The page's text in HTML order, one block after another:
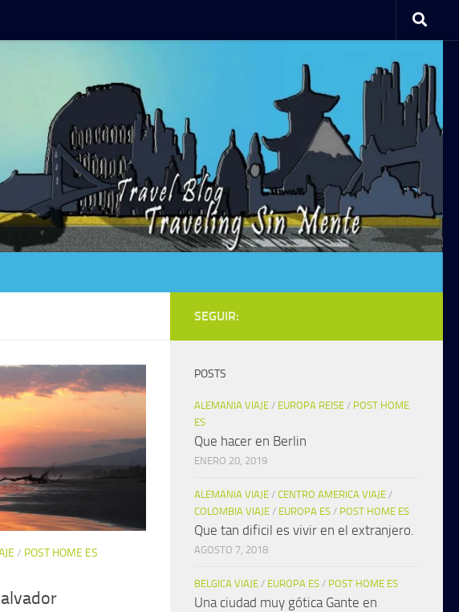
/ POST HOME ES
SEGUIR:
POSTS
ALEMANIA VIAJE / EUROPA REISE / POST HOME
ES
Que hacer en Berlin
ENERO 20, 2019
ALEMANIA VIAJE / CENTRO AMERICA VIAJE /
COLOMBIA VIAJE / EUROPA ES / POST HOME ES
Que tan dificil es vivir en el extranjero.
AGOSTO 7, 2018
BELGICA VIAJE / EUROPA ES / POST HOME ES
Una ciudad muy gótica Gante en